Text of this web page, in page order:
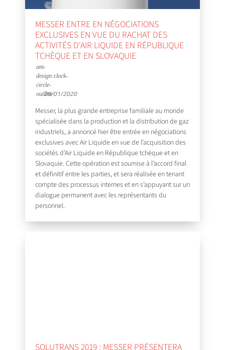
MESSER ENTRE EN NÉGOCIATIONS
EXCLUSIVES EN VUE DU RACHAT DES
ACTIVITÉS D'AIR LIQUIDE EN RÉPUBLIQUE
TCHÈQUE ET EN SLOVAQUIE
29/01/2020
Messer, la plus grande entreprise familiale au monde
spécialisée dans la production et la distribution de gaz
industriels, a annoncé hier être entrée en négociations
exclusives avec Air Liquide en vue de l’acquisition des
sociétés d’Air Liquide en République tchèque et en
Slovaquie. Cette opération est soumise à l’accord final
et définitif entre les parties, et sera réalisée en tenant
compte des processus internes et en s’appuyant sur un
dialogue permanent avec les représentants du
personnel.
SOLUTRANS 2019 : MESSER PRÉSENTERA